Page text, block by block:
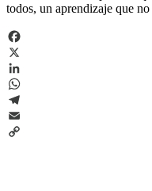
todos, un aprendizaje que
Facebook
X
LinkedIn
WhatsApp
Telegram
Email